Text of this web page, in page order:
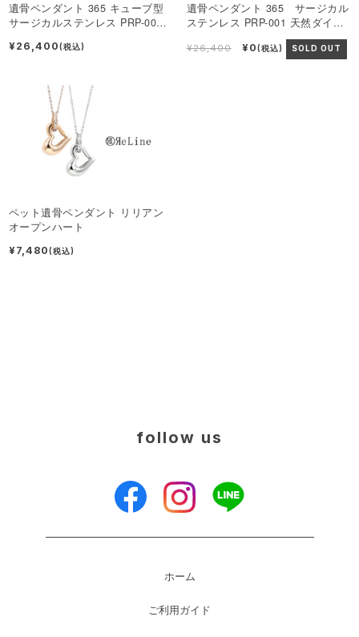
遺骨ペンダント 365 キューブ型
サージカルステンレス PRP-003
ペンダント
¥26,400(税込)
遺骨ペンダント 365 サージカル
ステンレス PRP-001 天然ダイヤ
モンド付きメモリアルペンダント
¥26,400 ¥0(税込) SOLD OUT
ペット遺骨ペンダント リリアン
オープンハート
¥7,480(税込)
follow us
ホーム
ご利用ガイド